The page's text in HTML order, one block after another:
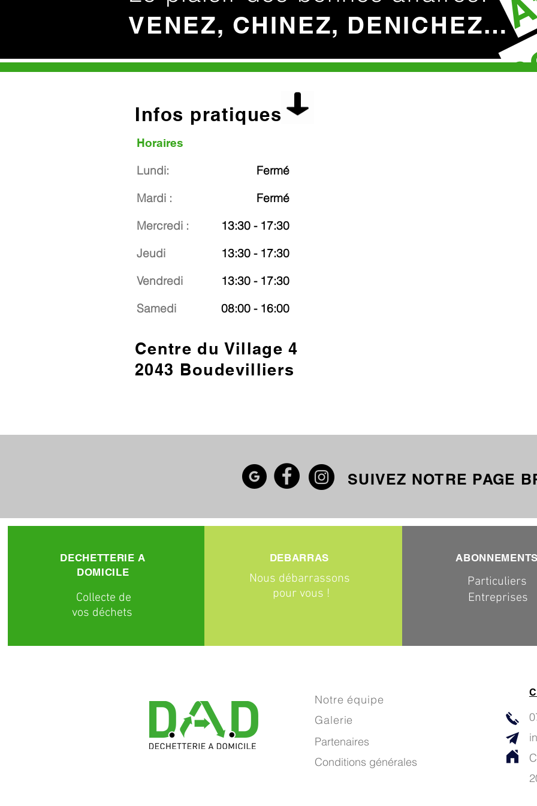
VENEZ, CHINEZ, DENICHEZ…
Infos pratiques
Horaires
Lundi:
Mardi :
Mercredi :
Jeudi
Vendredi
Samedi
Fermé
Fermé
13:30 - 17:30
13:30 - 17:30
13:30 - 17:30
08:00 - 16:00
Centre du Village 4
2043 Boudevilliers
SUIVEZ NOTRE PAGE
Notre équipe
Galerie
Partenaires
Conditions générales
DECHETTERIE A
DOMICILE
Collecte de
vos déchets
DEBARRAS
Nous débarrassons
pour vous !
ABONNEMENTS
Particuliers
Entreprises